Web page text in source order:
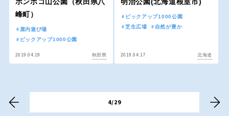
峰町）
屋内遊び場
ピックアップ1000公園
2019.04.19 秋田県
ピックアップ1000公園
芝生広場
自然が豊か
2019.04.17 北海道
4/29